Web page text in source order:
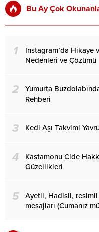
Bu Ay Çok
1
Instagram’da Hikaye
Nedenleri ve Çözümü
2
Yumurta
Rehberi
3 Kedi Aşı Takvimi
4
Kastamonu Cide
Güzellikleri
5
Ayetli, Hadisli, resimli
mesajları (Cumanız